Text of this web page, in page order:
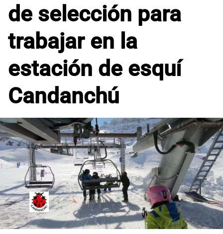
de selección para
trabajar en la
estación de esquí
Candanchú